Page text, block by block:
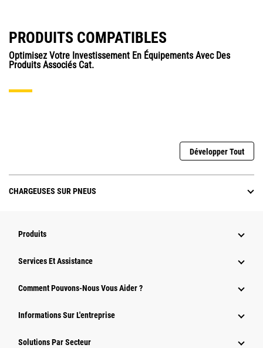
PRODUITS COMPATIBLES
Optimisez Votre Investissement En Équipements Avec Des
Produits Associés Cat.
Développer Tout
CHARGEUSES SUR PNEUS
Produits
Services Et Assistance
Comment Pouvons-Nous Vous Aider ?
Informations Sur L'entreprise
Solutions Par Secteur